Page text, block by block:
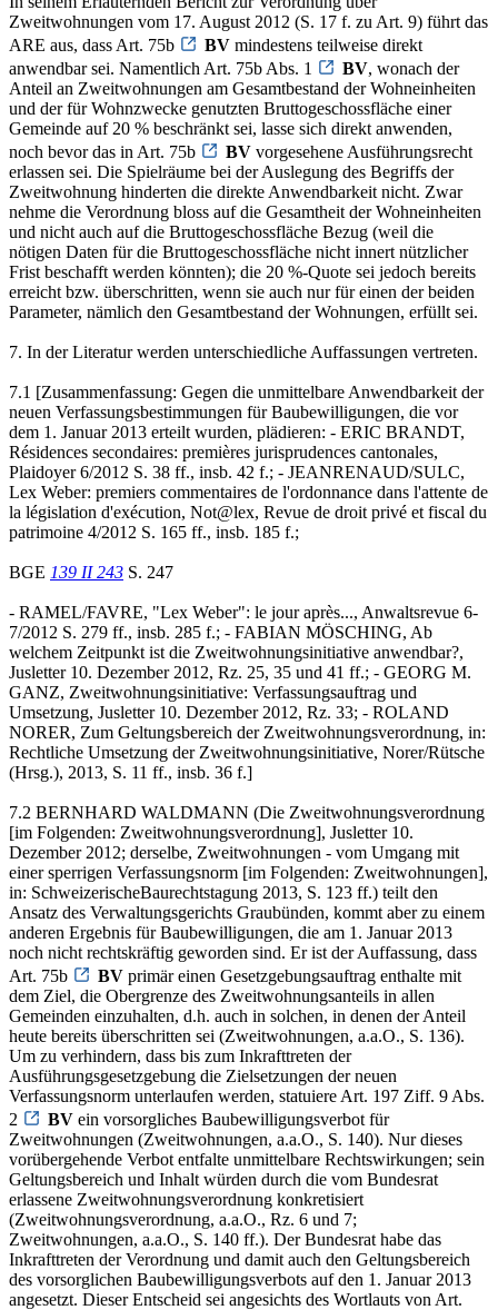
Zweitwohnungen vom 17. August 2012 (S. 17 f. zu Art. 9) führt das
ARE aus, dass Art. 75b
BV mindestens teilweise direkt
anwendbar sei. Namentlich Art. 75b Abs. 1
BV, wonach der
Anteil an Zweitwohnungen am Gesamtbestand der Wohneinheiten
und der für Wohnzwecke genutzten Bruttogeschossfläche einer
Gemeinde auf 20 % beschränkt sei, lasse sich direkt anwenden,
noch bevor das in Art. 75b
BV vorgesehene Ausführungsrecht
erlassen sei. Die Spielräume bei der Auslegung des Begriffs der
Zweitwohnung hinderten die direkte Anwendbarkeit nicht. Zwar
nehme die Verordnung bloss auf die Gesamtheit der Wohneinheiten
und nicht auch auf die Bruttogeschossfläche Bezug (weil die
nötigen Daten für die Bruttogeschossfläche nicht innert nützlicher
Frist beschafft werden könnten); die 20 %-Quote sei jedoch bereits
erreicht bzw. überschritten, wenn sie auch nur für einen der beiden
Parameter, nämlich den Gesamtbestand der Wohnungen, erfüllt sei.
7. In der Literatur werden unterschiedliche Auffassungen vertreten.
7.1 [Zusammenfassung: Gegen die unmittelbare Anwendbarkeit der
neuen Verfassungsbestimmungen für Baubewilligungen, die vor
dem 1. Januar 2013 erteilt wurden, plädieren: - ERIC BRANDT,
Résidences secondaires: premières jurisprudences cantonales,
Plaidoyer 6/2012 S. 38 ff., insb. 42 f.; - JEANRENAUD/SULC,
Lex Weber: premiers commentaires de l'ordonnance dans l'attente de
la législation d'exécution, Not@lex, Revue de droit privé et fiscal du
patrimoine 4/2012 S. 165 ff., insb. 185 f.;
BGE 139 II 243 S. 247
- RAMEL/FAVRE, "Lex Weber": le jour après..., Anwaltsrevue 6-
7/2012 S. 279 ff., insb. 285 f.; - FABIAN MÖSCHING, Ab
welchem Zeitpunkt ist die Zweitwohnungsinitiative anwendbar?,
Jusletter 10. Dezember 2012, Rz. 25, 35 und 41 ff.; - GEORG M.
GANZ, Zweitwohnungsinitiative: Verfassungsauftrag und
Umsetzung, Jusletter 10. Dezember 2012, Rz. 33; - ROLAND
NORER, Zum Geltungsbereich der Zweitwohnungsverordnung, in:
Rechtliche Umsetzung der Zweitwohnungsinitiative, Norer/Rütsche
(Hrsg.), 2013, S. 11 ff., insb. 36 f.]
7.2 BERNHARD WALDMANN (Die Zweitwohnungsverordnung
[im Folgenden: Zweitwohnungsverordnung], Jusletter 10.
Dezember 2012; derselbe, Zweitwohnungen - vom Umgang mit
einer sperrigen Verfassungsnorm [im Folgenden: Zweitwohnungen],
in: SchweizerischeBaurechtstagung 2013, S. 123 ff.) teilt den
Ansatz des Verwaltungsgerichts Graubünden, kommt aber zu einem
anderen Ergebnis für Baubewilligungen, die am 1. Januar 2013
noch nicht rechtskräftig geworden sind. Er ist der Auffassung, dass
Art. 75b
BV primär einen Gesetzgebungsauftrag enthalte mit
dem Ziel, die Obergrenze des Zweitwohnungsanteils in allen
Gemeinden einzuhalten, d.h. auch in solchen, in denen der Anteil
heute bereits überschritten sei (Zweitwohnungen, a.a.O., S. 136).
Um zu verhindern, dass bis zum Inkrafttreten der
Ausführungsgesetzgebung die Zielsetzungen der neuen
Verfassungsnorm unterlaufen werden, statuiere Art. 197 Ziff. 9 Abs.
2
BV ein vorsorgliches Baubewilligungsverbot für
Zweitwohnungen (Zweitwohnungen, a.a.O., S. 140). Nur dieses
vorübergehende Verbot entfalte unmittelbare Rechtswirkungen; sein
Geltungsbereich und Inhalt würden durch die vom Bundesrat
erlassene Zweitwohnungsverordnung konkretisiert
(Zweitwohnungsverordnung, a.a.O., Rz. 6 und 7;
Zweitwohnungen, a.a.O., S. 140 ff.). Der Bundesrat habe das
Inkrafttreten der Verordnung und damit auch den Geltungsbereich
des vorsorglichen Baubewilligungsverbots auf den 1. Januar 2013
angesetzt. Dieser Entscheid sei angesichts des Wortlauts von Art.